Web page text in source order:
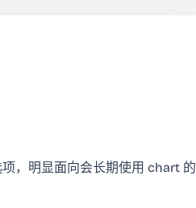
，明显面向会长期使用 chart 的